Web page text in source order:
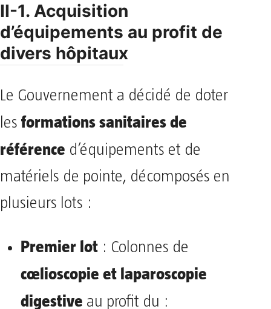
II-1. Acquisition
d’équipements au profit de
divers hôpitaux
Le Gouvernement a décidé de doter
les formations sanitaires de
référence d’équipements et de
matériels de pointe, décomposés en
plusieurs lots :
Premier lot: Colonnes de
cœlioscopie et laparoscopie
digestive au profit du :